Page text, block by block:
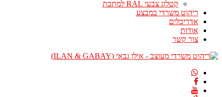
קטלוג צבעי RAL למתכת
ריהוט משרדי במבצע
אדריכלים
אודות
צור קשר